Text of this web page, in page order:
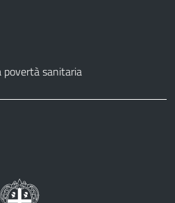
povertà sanitaria